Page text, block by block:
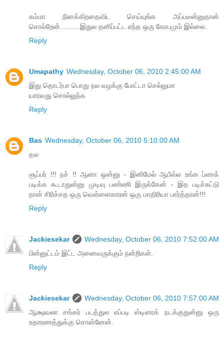
சும்மா நினக்கிறதைவிட செய்யுங்க அப்படீன்னுதான்
சொல்றேன்..........இதுல தனிப்பட்ட எந்த ஒரு கோபமும் இல்லை.
Reply
Umapathy Wednesday, October 06, 2010 2:45:00 AM
இது தொடர்பா பொது நல வழக்கு போட்டா செல்லுமா
யாரவது சொல்லுந்க
Reply
Bas Wednesday, October 06, 2010 5:10:00 AM
தல
சூப்பர் !!! நச் !! ஆனா ஒன்னு - இனிமேல் ஆபீஸ்ல உங்க ப்ளாக்
படிக்க கூடாதுன்னு முடிவு பண்ணி இருக்கேன் - இத படிச்சுட்டு
நான் சிரிச்சத ஒரு வெள்ளைகாரன் ஒரு மாதிரியா பார்த்தான்!!!
Reply
Jackiesekar
Wednesday, October 06, 2010 7:52:00 AM
பின்னுட்டம் இட்ட அனைவருக்கும் நன்றிகள்.
Reply
Jackiesekar
Wednesday, October 06, 2010 7:57:00 AM
ஆக்ஷவலா சங்கர் படத்துல எப்படி ஸ்டிரைக் நடக்குதுன்னு ஒரு
உதாரணத்துக்கு சொன்னேன்.